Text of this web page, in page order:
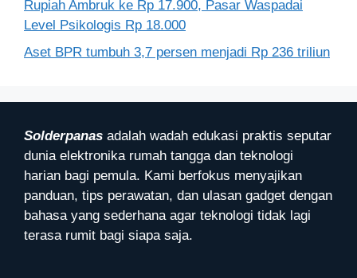
Rupiah Ambruk ke Rp 17.900, Pasar Waspadai
Level Psikologis Rp 18.000
Aset BPR tumbuh 3,7 persen menjadi Rp 236 triliun
Solderpanas adalah wadah edukasi praktis seputar
dunia elektronika rumah tangga dan teknologi
harian bagi pemula. Kami berfokus menyajikan
panduan, tips perawatan, dan ulasan gadget dengan
bahasa yang sederhana agar teknologi tidak lagi
terasa rumit bagi siapa saja.